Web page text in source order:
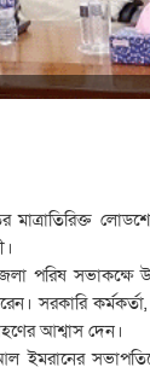
মাত্রাতিরিক্ত
পরিষ সভাকক্ষে
সরকারি
আশ্বাস দেন।
ইমরানের